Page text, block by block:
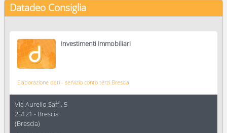
Datadeo Consiglia
Investimenti Immobiliari
Elaborazione dati - servizio conto terzi Brescia
Via Aurelio Saffi, 5
25121 - Brescia
(Brescia)